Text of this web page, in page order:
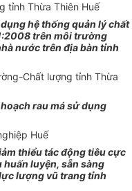
tỉnh Thừa Thiên Huế
hệ thống quản lý chất
trên môi trường
nước trên địa bàn tỉnh
Chất lượng tỉnh Thừa
rau má sử dụng
Huế
thiểu tác động tiêu cực
huấn luyện, sẵn sàng
lượng vũ trang tỉnh